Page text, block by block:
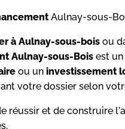
Aulnay-sous-
à Aulnay-sous-bois ou
Aulnay-sous-Bois est
ou un investissement
votre dossier selon
réussir et de construire